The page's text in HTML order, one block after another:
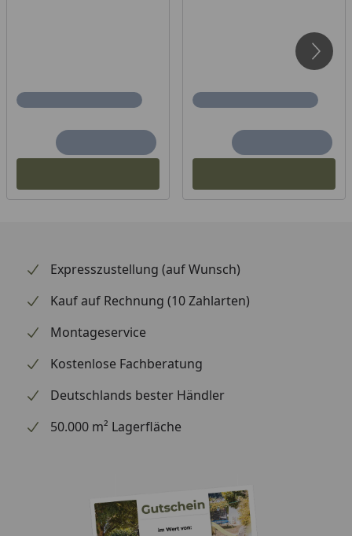
Expresszustellung (auf Wunsch)
Kauf auf Rechnung (10 Zahlarten)
Montageservice
Kostenlose Fachberatung
Deutschlands bester Händler
50.000 m² Lagerfläche